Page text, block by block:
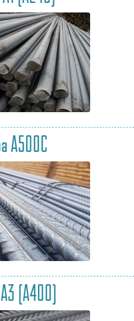
А500С
(А400)